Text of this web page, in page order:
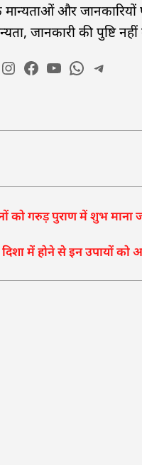
मान्यताओं और
जानकारी की पुष्टि
को गरुड़ पुराण में शुभ
में होने से इन उपायों को